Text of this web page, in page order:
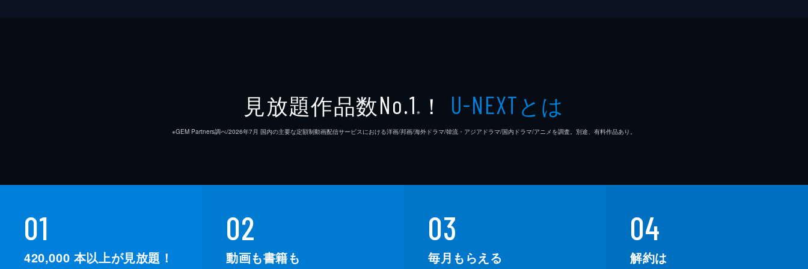
見放題作品数No.1 ※ ！ U-NEXTとは
※GEM Partners調べ/2026年7⽉ 国内の主要な定額制動画配信サービスにおける洋画/邦画/海外ドラマ/韓流・アジアドラマ/国内ドラマ/アニメを調査。別途、有料作品あり。
01
420,000 本以上が見放題！
02
動画も書籍も
03
毎月もらえる
04
解約は